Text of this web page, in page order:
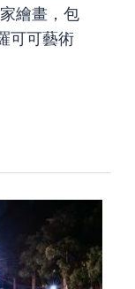
繪畫，包
可可藝術